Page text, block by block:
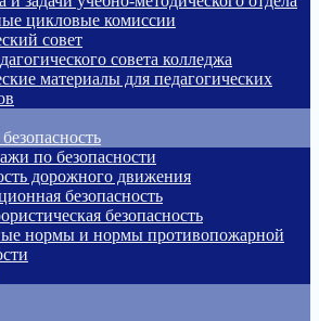
цикловые комиссии
совет
совета колледжа
материалы для педагогических
по безопасности
дорожного движения
безопасность
безопасность
нормы и нормы противопожарной